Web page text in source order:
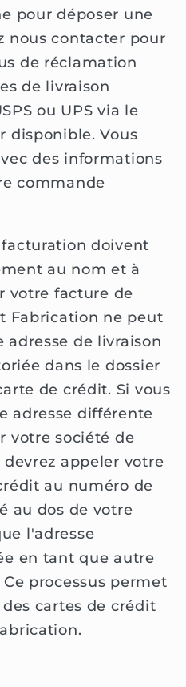
pour déposer une
nous contacter pour
de réclamation
de livraison
ou UPS via le
disponible. Vous
des informations
commande
doivent
au nom et à
votre facture de
Fabrication ne peut
de livraison
dans le dossier
de crédit. Si vous
adresse différente
votre société de
appeler votre
au numéro de
au dos de votre
l'adresse
en tant que autre
processus permet
cartes de crédit